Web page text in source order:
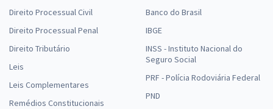
Direito Processual Civil
Direito Processual Penal
Direito Tributário
Leis
Leis Complementares
Remédios Constitucionais
Banco do Brasil
IBGE
INSS - Instituto Nacional do
Seguro Social
PRF - Polícia Rodoviária Federal
PND